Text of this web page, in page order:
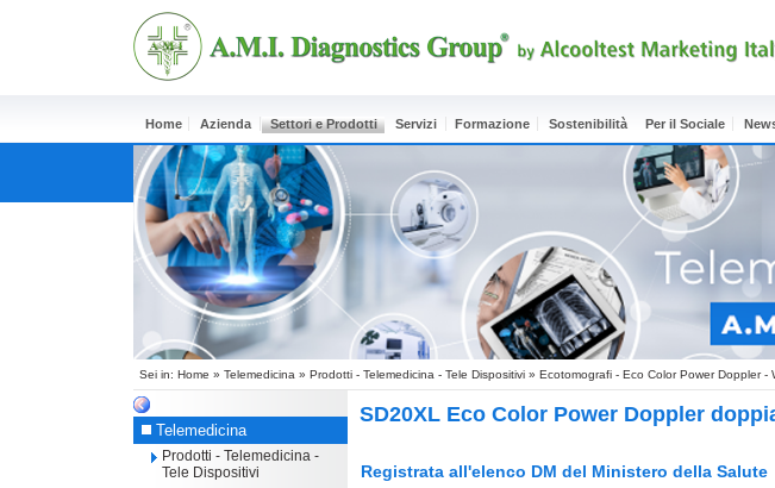
Home Azienda Settori e Prodotti Servizi Formazione Sostenibilità Per il Sociale
Sei in: Home » Telemedicina » Prodotti - Telemedicina - Tele Dispositivi » Ecotomografi - Eco Color Power Doppler -
Telemedicina
Prodotti - Telemedicina -
Tele Dispositivi
SD20XL Eco Color Power Doppler
Registrata all'elenco DM del Ministero della Salute